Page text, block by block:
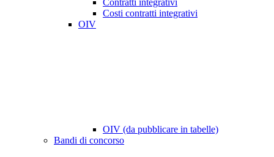
Contratti integrativi
Costi contratti integrativi
OIV
OIV (da pubblicare in tabelle)
Bandi di concorso